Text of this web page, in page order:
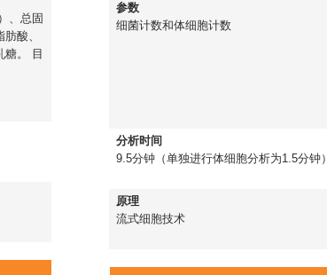
、总固
酸、
糖。 目
参数
细菌计数和体细胞计数
分析时间
9.5分钟（单独进行体细胞分析为1.5分钟）
原理
流式细胞技术